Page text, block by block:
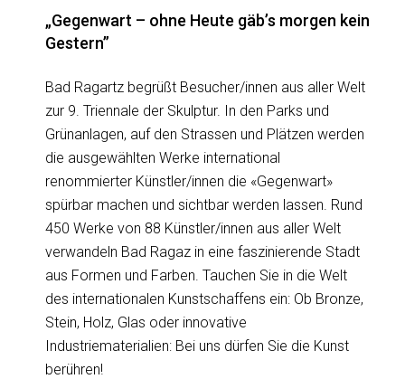
„Gegenwart – ohne Heute gäb’s morgen kein
Gestern”
Bad Ragartz begrüßt Besucher/innen aus aller Welt
zur 9. Triennale der Skulptur. In den Parks und
Grünanlagen, auf den Strassen und Plätzen werden
die ausgewählten Werke international
renommierter Künstler/innen die «Gegenwart»
spürbar machen und sichtbar werden lassen. Rund
450 Werke von 88 Künstler/innen aus aller Welt
verwandeln Bad Ragaz in eine faszinierende Stadt
aus Formen und Farben. Tauchen Sie in die Welt
des internationalen Kunstschaffens ein: Ob Bronze,
Stein, Holz, Glas oder innovative
Industriematerialien: Bei uns dürfen Sie die Kunst
berühren!